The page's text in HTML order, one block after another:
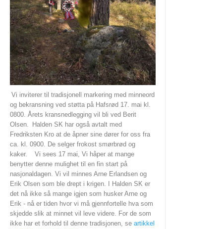
Vi inviterer til tradisjonell markering med minneord
og bekransning ved støtta på Hafsrød 17. mai kl.
0800. Årets kransnedlegging vil bli ved Berit
Olsen.
Halden SK har også avtalt med
Fredriksten Kro at de åpner sine dører for oss fra
ca. kl. 0900. De selger frokost smørbrød og
kaker.
Vi sees 17 mai, Vi håper at mange
benytter denne mulighet til en fin start på
nasjonaldagen. Vi vil minnes Arne Erlandsen og
Erik Olsen som ble drept i krigen. I Halden SK er
det nå ikke så mange igjen som husker Arne og
Erik - nå er tiden hvor vi må gjennfortelle hva som
skjedde slik at minnet vil leve videre. For de som
ikke har et forhold til denne tradisjonen, se artikkel